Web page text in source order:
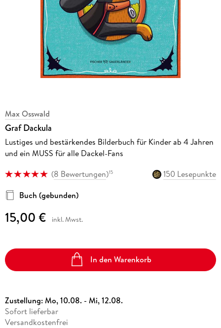
Max Osswald
Graf Dackula
Lustiges und bestärkendes Bilderbuch für Kinder ab 4 Jahren
und ein MUSS für alle Dackel-Fans
(8 Bewertungen)15
150 Lesepunkte
Buch (gebunden)
15,00 € inkl. Mwst.
In den Warenkorb
Zustellung:Mo, 10.08. - Mi, 12.08.
Sofort lieferbar
Versandkostenfrei